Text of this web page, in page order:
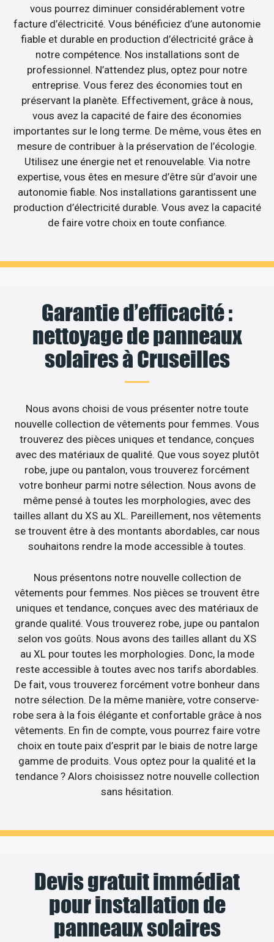
vous pourrez diminuer considérablement votre
facture d’électricité. Vous bénéficiez d’une autonomie
fiable et durable en production d’électricité grâce à
notre compétence. Nos installations sont de
professionnel. N’attendez plus, optez pour notre
entreprise. Vous ferez des économies tout en
préservant la planète. Effectivement, grâce à nous,
vous avez la capacité de faire des économies
importantes sur le long terme. De même, vous êtes en
mesure de contribuer à la préservation de l’écologie.
Utilisez une énergie net et renouvelable. Via notre
expertise, vous êtes en mesure d’être sûr d’avoir une
autonomie fiable. Nos installations garantissent une
production d’électricité durable. Vous avez la capacité
de faire votre choix en toute confiance.
Garantie d’efficacité :
nettoyage de panneaux
solaires à Cruseilles
Nous avons choisi de vous présenter notre toute
nouvelle collection de vêtements pour femmes. Vous
trouverez des pièces uniques et tendance, conçues
avec des matériaux de qualité. Que vous soyez plutôt
robe, jupe ou pantalon, vous trouverez forcément
votre bonheur parmi notre sélection. Nous avons de
même pensé à toutes les morphologies, avec des
tailles allant du XS au XL. Pareillement, nos vêtements
se trouvent être à des montants abordables, car nous
souhaitons rendre la mode accessible à toutes.
Nous présentons notre nouvelle collection de
vêtements pour femmes. Nos pièces se trouvent être
uniques et tendance, conçues avec des matériaux de
grande qualité. Vous trouverez robe, jupe ou pantalon
selon vos goûts. Nous avons des tailles allant du XS
au XL pour toutes les morphologies. Donc, la mode
reste accessible à toutes avec nos tarifs abordables.
De fait, vous trouverez forcément votre bonheur dans
notre sélection. De la même manière, votre conserve-
robe sera à la fois élégante et confortable grâce à nos
vêtements. En fin de compte, vous pourrez faire votre
choix en toute paix d’esprit par le biais de notre large
gamme de produits. Vous optez pour la qualité et la
tendance ? Alors choisissez notre nouvelle collection
sans hésitation.
Devis gratuit immédiat
pour installation de
panneaux solaires